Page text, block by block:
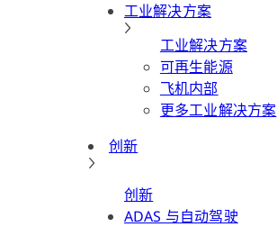
工业解决方案
工业解决方案
可再生能源
飞机内部
更多工业解决方案
创新
创新
ADAS 与自动驾驶